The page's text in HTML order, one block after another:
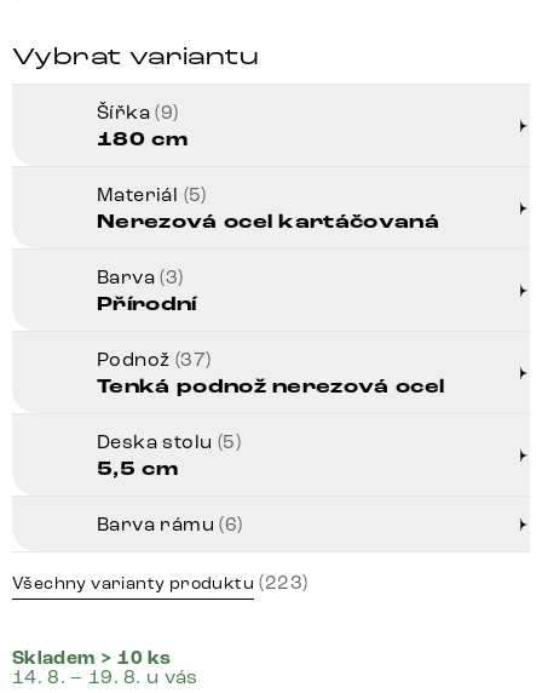
Vybrat variantu
Šířka(9)
180 cm
Materiál (5)
Nerezová ocel kartáčovaná
Barva(3)
Přírodní
Podnož (37)
Tenká podnož nerezová ocel
Deska stolu (5)
5,5 cm
Barva rámu(6)
Všechny varianty produktu (223)
Skladem > 10 ks
14. 8. – 19. 8. u vás